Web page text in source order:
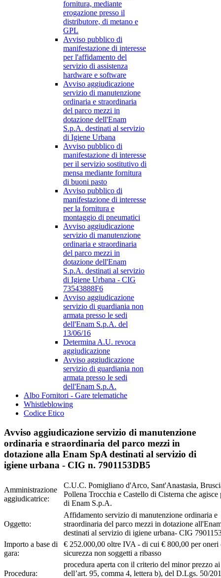
fornitura, mediante
erogazione presso il
distributore, di metano e
GPL
Avviso pubblico di
manifestazione di interesse
per l'affidamento del
servizio di assistenza
hardware e software
Avviso aggiudicazione
servizio di manutenzione
ordinaria e straordinaria
del parco mezzi in
dotazione dell'Enam
S.p.A. destinati al servizio
di Igiene Urbana
Avviso pubblico di
manifestazione di interesse
per il servizio sostitutivo di
mensa mediante fornitura
di buoni pasto
Avviso pubblico di
manifestazione di interesse
per la fornitura e
montaggio di pneumatici
Avviso aggiudicazione
servizio di manutenzione
ordinaria e straordinaria
del parco mezzi in
dotazione dell'Enam
S.p.A. destinati al servizio
di Igiene Urbana - CIG
73543888F6
Avviso aggiudicazione
servizio di guardiania non
armata presso le sedi
dell'Enam S.p.A. del
13/06/16
Determina A.U. revoca
aggiudicazione
Avviso aggiudicazione
servizio di guardiania non
armata presso le sedi
dell'Enam S.p.A.
Albo Fornitori - Gare telematiche
Whistleblowing
Codice Etico
Avviso aggiudicazione servizio di manutenzione
ordinaria e straordinaria del parco mezzi in
dotazione alla Enam SpA destinati al servizio di
igiene urbana - CIG n. 7901153DB5
Amministrazione
aggiudicatrice:
C.U.C. Pomigliano d'Arco, Sant'Anastasia,
Pollena Trocchia e Castello di Cisterna che agisce
di Enam S.p.A.
Oggetto:
Affidamento servizio di manutenzione ordinaria e
straordinaria del parco mezzi in dotazione
destinati al servizio di igiene urbana- CIG
Importo a base di
gara:
€ 252.000,00 oltre IVA - di cui € 800,00 per oneri
sicurezza non soggetti a ribasso
Procedura:
procedura aperta con il criterio del minor prezzo ai
dell’art. 95, comma 4, lettera b), del D.Lgs. 50/